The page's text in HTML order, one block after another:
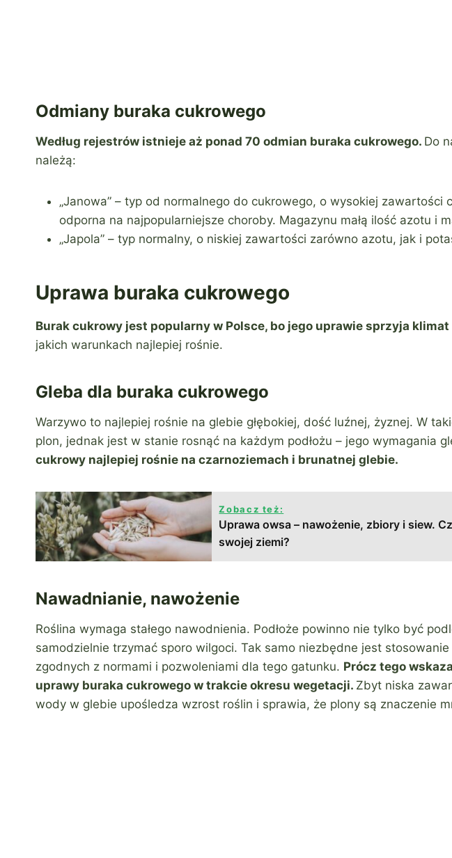
Odmiany buraka cukrowego
Według rejestrów istnieje aż ponad 70 odmian buraka cukrowego. Do
należą:
„Janowa” – typ od normalnego do cukrowego, o wysokiej zawartości
odporna na najpopularniejsze choroby. Magazynu małą ilość azotu i
„Japola” – typ normalny, o niskiej zawartości zarówno azotu, jak i
Uprawa buraka cukrowego
Burak cukrowy jest popularny w Polsce, bo jego uprawie sprzyja
jakich warunkach najlepiej rośnie.
Gleba dla buraka cukrowego
Warzywo to najlepiej rośnie na glebie głębokiej, dość luźnej, żyznej. W
plon, jednak jest w stanie rosnąć na każdym podłożu – jego wymagania
cukrowy najlepiej rośnie na czarnoziemach i brunatnej glebie.
Zobacz też:
Uprawa owsa – nawożenie, zbiory i siew.
swojej ziemi?
Nawadnianie, nawożenie
Roślina wymaga stałego nawodnienia. Podłoże powinno nie tylko być
samodzielnie trzymać sporo wilgoci. Tak samo niezbędne jest
zgodnych z normami i pozwoleniami dla tego gatunku. Prócz tego
uprawy buraka cukrowego w trakcie okresu wegetacji. Zbyt niska
wody w glebie upośledza wzrost roślin i sprawia, że plony są znaczenie